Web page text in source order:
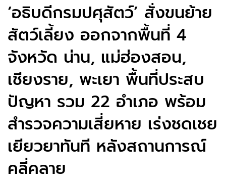
‘อธิบดีกรมปศุสัตว์’ สั่งขนย้าย
สัตว์เลี้ยง ออกจากพื้นที่ 4
จังหวัด น่าน, แม่ฮ่องสอน,
เชียงราย, พะเยา พื้นที่ประสบ
ปัญหา รวม 22 อำเภอ พร้อม
สำรวจความเสี่ยหาย เร่งชดเชย
เยียวยาทันที หลังสถานการณ์
คลี่คลาย